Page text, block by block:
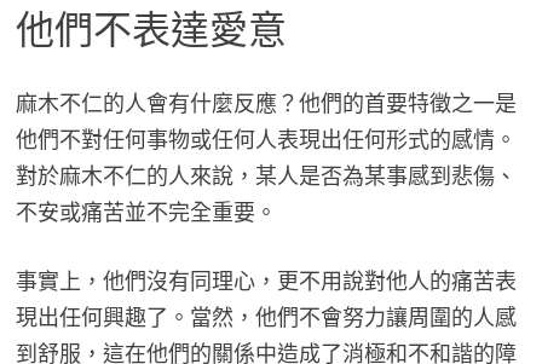
他們不表達愛意
麻木不仁的人會有什麼反應？他們的首要特徵之一是
他們不對任何事物或任何人表現出任何形式的感情。
對於麻木不仁的人來說，某人是否為某事感到悲傷、
不安或痛苦並不完全重要。
事實上，他們沒有同理心，更不用說對他人的痛苦表
現出任何興趣了。當然，他們不會努力讓周圍的人感
到舒服，這在他們的關係中造成了消極和不和諧的障